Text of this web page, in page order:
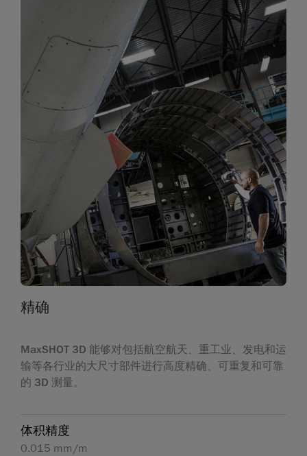
精确
MaxSHOT 3D 能够对包括航空航天、重工业、发电和运
输等各行业的大尺寸部件进行高度精确、可重复和可靠
的 3D 测量。
体积精度
0.015 mm/m